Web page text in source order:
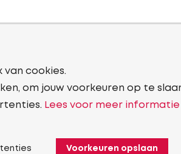
van cookies.
om jouw voorkeuren op te
Lees voor meer
Voorkeuren opslaan